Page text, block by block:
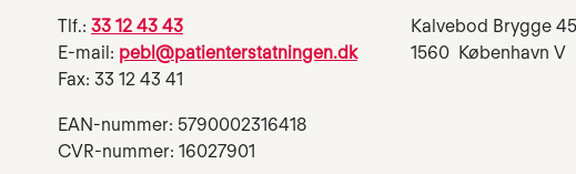
Tlf.: 33 12 43 43
E-mail: pebl@patienterstatningen.dk
Fax: 33 12 43 41
EAN-nummer: 5790002316418
CVR-nummer: 16027901
Kalvebod Brygge 45
1560 København V